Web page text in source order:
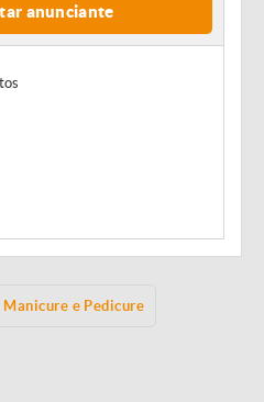
anunciante
Manicure e Pedicure